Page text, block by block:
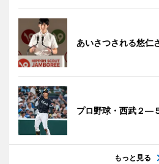
あいさつされる悠仁
プロ野球・西武２―
もっと見る